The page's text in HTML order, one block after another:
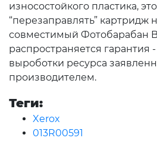
износостойкого пластика,
“перезаправлять” картридж
совместимый Фотобарабан
распространяется гарантия
выроботки ресурса
производителем.
Теги:
Xerox
013R00591